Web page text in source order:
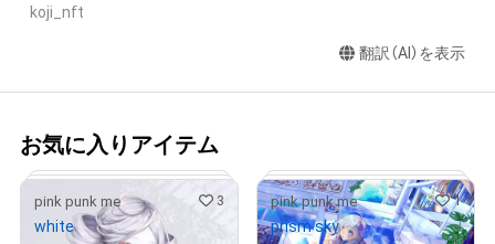
koji_nft
翻訳（AI）を表示
お気に入りアイテム
pink punk me 3
white
pink punk me 1
prism sky